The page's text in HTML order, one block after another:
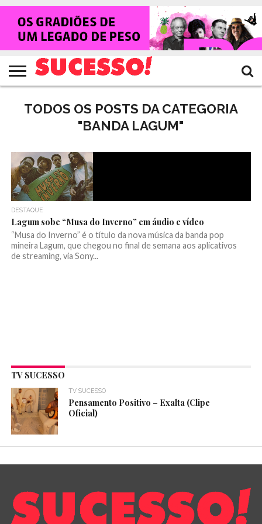
HOME
NOTÍCIAS
SHOWS
ENTREVISTAS
CLIQUES
RANKING
CROWLEY
TV
SUCESSO!
REVISTA
SUCESSO!
TODOS OS POSTS DA CATEGORIA
"BANDA LAGUM"
DESTAQUE
Lagum sobe “Musa do Inverno” em áudio e vídeo
“Musa do Inverno” é o título da nova música da banda pop
mineira Lagum, que chegou no final de semana aos aplicativos
de streaming, via Sony...
TV SUCESSO
TV SUCESSO
Pensamento Positivo – Exalta (Clipe
Oficial)